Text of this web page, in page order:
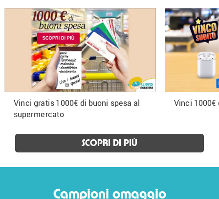
Vinci gratis 1000€ di buoni spesa al
supermercato
Vinci 1000€
SCOPRI DI PIÙ
Campioni omaggio